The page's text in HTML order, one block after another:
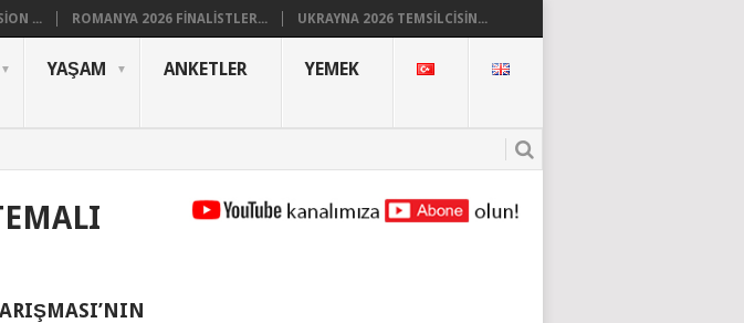
... ROMANYA 2026 FINALISTLER... UKRAYNA 2026 TEMSILCISIN...
YAŞAM ANKETLER YEMEK